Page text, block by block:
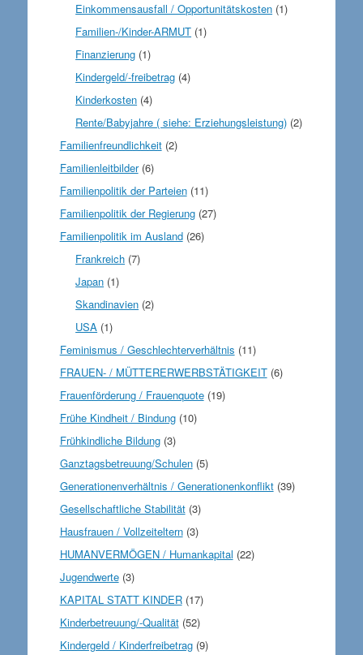
Einkommensausfall / Opportunitätskosten (1)
Familien-/Kinder-ARMUT (1)
Finanzierung (1)
Kindergeld/-freibetrag (4)
Kinderkosten (4)
Rente/Babyjahre ( siehe: Erziehungsleistung) (2)
Familienfreundlichkeit(2)
Familienleitbilder(6)
Familienpolitik der Parteien(11)
Familienpolitik der Regierung(27)
Familienpolitik im Ausland(26)
Frankreich (7)
Japan (1)
Skandinavien (2)
USA (1)
Feminismus / Geschlechterverhältnis (11)
FRAUEN- / MÜTTERERWERBSTÄTIGKEIT(6)
Frauenförderung / Frauenquote(19)
Frühe Kindheit / Bindung(10)
Frühkindliche Bildung(3)
Ganztagsbetreuung/Schulen(5)
Generationenverhältnis / Generationenkonflikt(39)
Gesellschaftliche Stabilität(3)
Hausfrauen / Vollzeiteltern(3)
HUMANVERMÖGEN / Humankapital (22)
Jugendwerte(3)
KAPITAL STATT KINDER(17)
Kinderbetreuung/-Qualität(52)
Kindergeld / Kinderfreibetrag(9)